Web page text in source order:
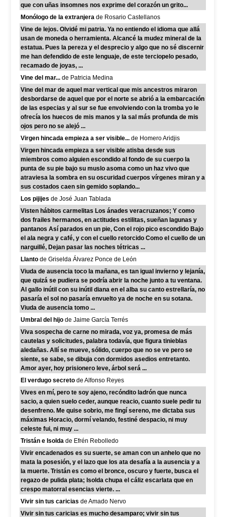
que con uñas insomnes nos exprime del corazón un grito...
Monólogo de la extranjera de Rosario Castellanos
Vine de lejos. Olvidé mi patria. Ya no entiendo el idioma que allá
usan de moneda o herramienta. Alcancé la mudez mineral de la
estatua. Pues la pereza y el desprecio y algo que no sé discernir
me han defendido de este lenguaje, de este terciopelo pesado,
recamado de joyas, ...
Vine del mar... de Patricia Medina
Vine del mar de aquel mar vertical que mis ancestros miraron
desbordarse de aquel que por el norte se abrió a la embarcación
de las especias y al sur se fue envolviendo con la tromba yo le
ofrecía los huecos de mis manos y la sal más profunda de mis
ojos pero no se alejó ...
Virgen hincada empieza a ser visible... de Homero Aridjis
Virgen hincada empieza a ser visible atisba desde sus
miembros como alguien escondido al fondo de su cuerpo la
punta de su pie bajo su muslo asoma como un haz vivo que
atraviesa la sombra en su oscuridad cuerpos vírgenes miran y a
sus costados caen sin gemido soplando...
Los pijijes de José Juan Tablada
Visten hábitos carmelitas Los ánades veracruzanos; Y como
dos frailes hermanos, en actitudes estilitas, sueñan lagunas y
pantanos Así parados en un pie, Con el rojo pico escondido Bajo
el ala negra y café, y con el cuello retorcido Como el cuello de un
narguillé, Dejan pasar las noches tétricas ...
Llanto de Griselda Álvarez Ponce de León
Viuda de ausencia toco la mañana, es tan igual invierno y lejanía,
que quizá se pudiera se podría abrir la noche junto a tu ventana.
Al gallo inútil con su inútil diana en el alba su canto estrellaría, no
pasaría el sol no pasaría envuelto ya de noche en su sotana.
Viuda de ausencia tomo ...
Umbral del hijo de Jaime García Terrés
Viva sospecha de carne no mirada, voz ya, promesa de más
cautelas y solicitudes, palabra todavía, que figura tinieblas
aledañas. Allí se mueve, sólido, cuerpo que no se ve pero se
siente, se sabe, se dibuja con dormidos asedios entretanto.
Amor ayer, hoy prisionero leve, árbol será ...
El verdugo secreto de Alfonso Reyes
Vives en mí, pero te soy ajeno, recóndito ladrón que nunca
sacio, a quien suelo ceder, aunque reacio, cuanto suele pedir tu
desenfreno. Me quise sobrio, me fingí sereno, me dictaba sus
máximas Horacio, dormí velando, festiné despacio, ni muy
celeste fui, ni muy ...
Tristán e Isolda de Efrén Rebolledo
Vivir encadenados es su suerte, se aman con un anhelo que no
mata la posesión, y el lazo que los ata desafía a la ausencia y a
la muerte. Tristán es como el bronce, oscuro y fuerte, busca el
regazo de pulida plata; Isolda chupa el cáliz escarlata que en
crespo matorral esencias vierte. ...
Vivir sin tus caricias de Amado Nervo
Vivir sin tus caricias es mucho desamparo; vivir sin tus